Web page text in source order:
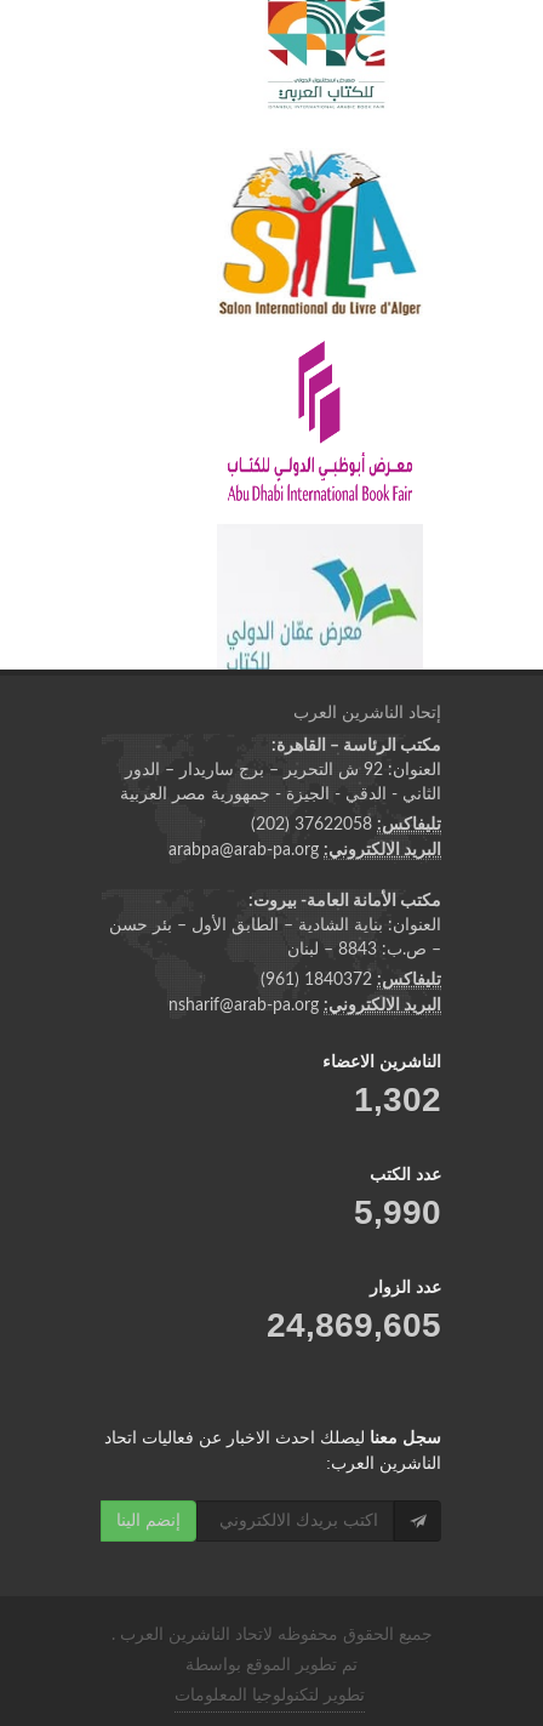
إتحاد الناشرين العرب
مكتب الرئاسة – القاهرة:
العنوان: 92 ش التحرير – برج ساريدار – الدور
الثاني - الدقي - الجيزة - جمهورية مصر العربية
تليفاكس:
البريد الالكتروني:
مكتب الأمانة العامة- بيروت:
العنوان: بناية الشادية – الطابق الأول – بئر حسن
– ص.ب: 8843 – لبنان
تليفاكس:
البريد الالكتروني:
الناشرين الاعضاء
1,302
عدد الكتب
5,990
عدد الزوار
24,869,605
سجل معنا ليصلك احدث الاخبار عن فعاليات اتحاد
الناشرين العرب:
إنضم الينا
جميع الحقوق محفوظه لاتحاد الناشرين العرب .
تم تطوير الموقع بواسطة
تطوير لتكنولوجيا المعلومات